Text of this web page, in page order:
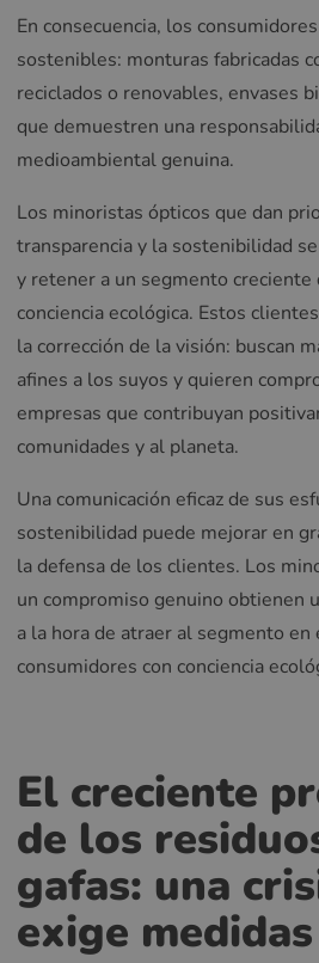
En consecuencia, los
sostenibles: monturas fabricadas
reciclados o renovables, envases
que demuestren una
medioambiental genuina.
Los minoristas ópticos que dan
transparencia y la sostenibilidad
y retener a un segmento creciente
conciencia ecológica. Estos
la corrección de la visión: buscan
afines a los suyos y quieren
empresas que contribuyan
comunidades y al planeta.
Una comunicación eficaz de sus
sostenibilidad puede mejorar en
la defensa de los clientes. Los
un compromiso genuino obtienen
a la hora de atraer al segmento en
consumidores con conciencia
El creciente
de los
gafas: una
exige medidas